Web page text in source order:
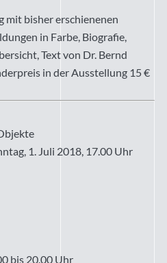
mit bisher erschienenen
in Farbe, Biografie,
Text von Dr. Bernd
in der Ausstellung 15 €
1. Juli 2018, 17.00 Uhr
bis 20.00 Uhr